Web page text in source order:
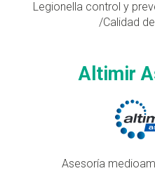
Legionella control y
/Calidad
Altimir
Asesoría